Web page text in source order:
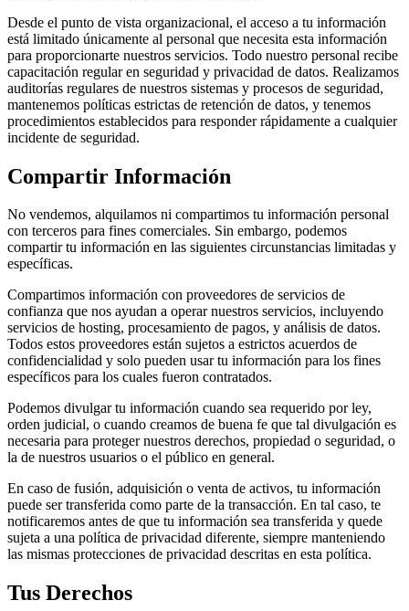
Desde el punto de vista organizacional, el acceso a tu información
está limitado únicamente al personal que necesita esta información
para proporcionarte nuestros servicios. Todo nuestro personal recibe
capacitación regular en seguridad y privacidad de datos. Realizamos
auditorías regulares de nuestros sistemas y procesos de seguridad,
mantenemos políticas estrictas de retención de datos, y tenemos
procedimientos establecidos para responder rápidamente a cualquier
incidente de seguridad.
Compartir Información
No vendemos, alquilamos ni compartimos tu información personal
con terceros para fines comerciales. Sin embargo, podemos
compartir tu información en las siguientes circunstancias limitadas y
específicas.
Compartimos información con proveedores de servicios de
confianza que nos ayudan a operar nuestros servicios, incluyendo
servicios de hosting, procesamiento de pagos, y análisis de datos.
Todos estos proveedores están sujetos a estrictos acuerdos de
confidencialidad y solo pueden usar tu información para los fines
específicos para los cuales fueron contratados.
Podemos divulgar tu información cuando sea requerido por ley,
orden judicial, o cuando creamos de buena fe que tal divulgación es
necesaria para proteger nuestros derechos, propiedad o seguridad, o
la de nuestros usuarios o el público en general.
En caso de fusión, adquisición o venta de activos, tu información
puede ser transferida como parte de la transacción. En tal caso, te
notificaremos antes de que tu información sea transferida y quede
sujeta a una política de privacidad diferente, siempre manteniendo
las mismas protecciones de privacidad descritas en esta política.
Tus Derechos